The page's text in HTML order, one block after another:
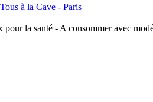
Tous à la Cave - Paris
pour la santé - A consommer avec